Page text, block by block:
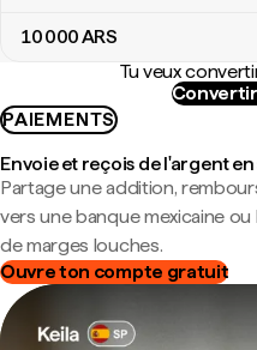
10 000ARS
Tu veux
Convertir
PAIEMENTS
Envoie et reçois de l'argent
Partage une addition,
vers une banque mexicaine
de marges louches.
Ouvre ton compte gratuit